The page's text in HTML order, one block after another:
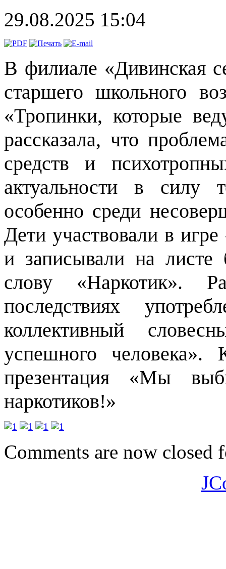
29.08.2025 15:04
В филиале «Дивинская
старшего школьного
«Тропинки, которые
рассказала, что
средств и
актуальности в силу
особенно среди
Дети участвовали в
и записывали на листе
слову «Наркотик».
последствиях
коллективный
успешного человека».
презентация «Мы
наркотиков!»
Comments are now closed